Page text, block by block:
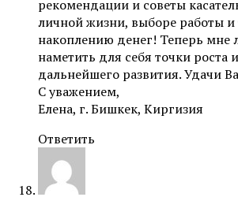
рекомендации и советы
личной жизни, выборе работы и
накоплению денег! Теперь мне
наметить для себя точки роста
дальнейшего развития. Удачи
С уважением,
Елена, г. Бишкек, Киргизия
Ответить